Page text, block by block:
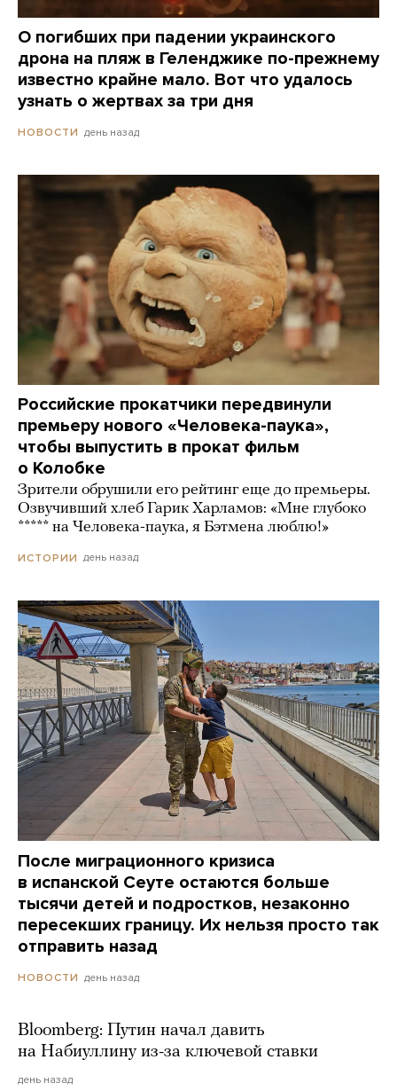
О погибших при падении украинского
дрона на пляж в Геленджике по-прежнему
известно крайне мало. Вот что удалось
узнать о жертвах за три дня
НОВОСТИ день назад
Российские прокатчики передвинули
премьеру нового «Человека-паука»,
чтобы выпустить в прокат фильм
о Колобке
Зрители обрушили его рейтинг еще до премьеры.
Озвучивший хлеб Гарик Харламов: «Мне глубоко
***** на Человека-паука, я Бэтмена люблю!»
ИСТОРИИ день назад
После миграционного кризиса
в испанской Сеуте остаются больше
тысячи детей и подростков, незаконно
пересекших границу. Их нельзя просто так
отправить назад
НОВОСТИ день назад
Bloomberg: Путин начал давить
на Набиуллину из-за ключевой ставки
день назад